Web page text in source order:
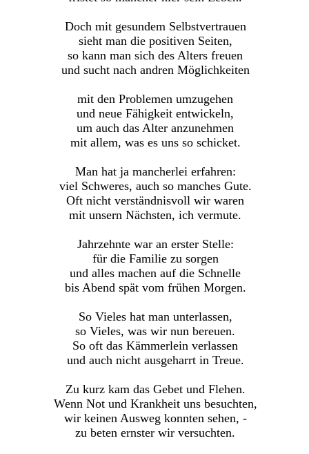
Doch mit gesundem Selbstvertrauen
sieht man die positiven Seiten,
so kann man sich des Alters freuen
und sucht nach andren Möglichkeiten
mit den Problemen umzugehen
und neue Fähigkeit entwickeln,
um auch das Alter anzunehmen
mit allem, was es uns so schicket.
Man hat ja mancherlei erfahren:
viel Schweres, auch so manches Gute.
Oft nicht verständnisvoll wir waren
mit unsern Nächsten, ich vermute.
Jahrzehnte war an erster Stelle:
für die Familie zu sorgen
und alles machen auf die Schnelle
bis Abend spät vom frühen Morgen.
So Vieles hat man unterlassen,
so Vieles, was wir nun bereuen.
So oft das Kämmerlein verlassen
und auch nicht ausgeharrt in Treue.
Zu kurz kam das Gebet und Flehen.
Wenn Not und Krankheit uns besuchten,
wir keinen Ausweg konnten sehen, -
zu beten ernster wir versuchten.